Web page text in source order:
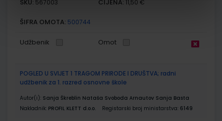
SKU: 567003 CIJENA: 11,50 €
ŠIFRA OMOTA: 500744
Udžbenik Omot
POGLED U SVIJET 1 TRAGOM PRIRODE I DRUŠTVA; radni
udžbenik za 1. razred osnovne škole
Autor(i): Sanja Škreblin Nataša Svoboda Arnautov Sanja Basta
Nakladnik: PROFIL KLETT d.o.o. Registarski broj ministarstva: 6149